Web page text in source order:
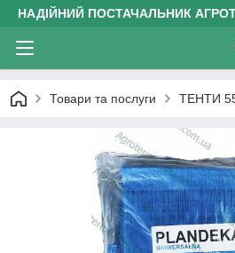
НАДІЙНИЙ ПОСТАЧАЛЬНИК
Товари та послуги ТЕНТИ